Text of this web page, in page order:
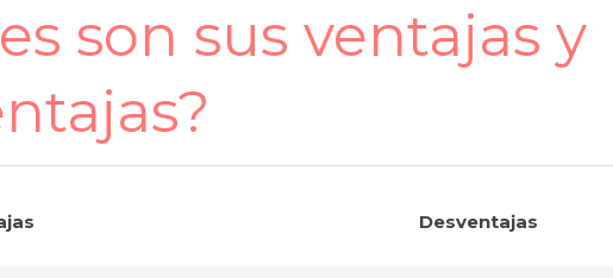
son sus ventajas y
Desventajas